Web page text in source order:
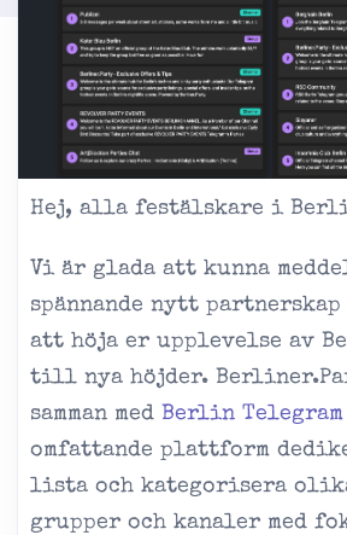
Hej, alla festälskare i
Vi är glada att kunna
spännande nytt partnerskap
att höja er upplevelse av
till nya höjder.
samman med Berlin
omfattande plattform
lista och kategorisera
grupper och kanaler med